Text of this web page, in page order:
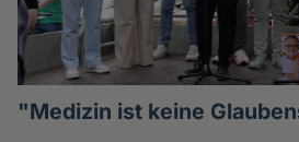
"Medizin ist keine